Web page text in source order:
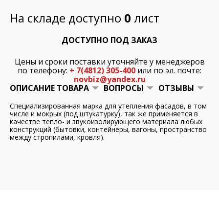
На складе доступно 0 лист
ДОСТУПНО ПОД ЗАКАЗ
Цены и сроки поставки уточняйте у менеджеров
по телефону: + 7(4812) 305-400 или по эл. почте:
novbiz@yandex.ru
ОПИСАНИЕ ТОВАРА
ВОПРОСЫ ОТЗЫВЫ
Специализированная марка для утепления фасадов, в том
числе и мокрых (под штукатурку), так же применяется в
качестве тепло- и звукоизолирующего материала любых
конструкций (бытовки, контейнеры, вагоны, пространство
между стропилами, кровля).